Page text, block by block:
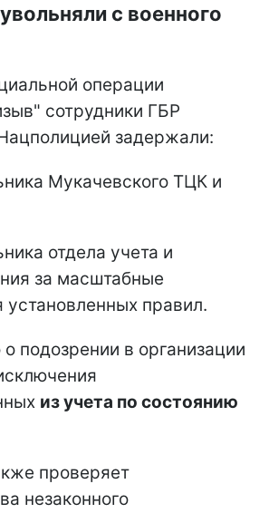
с военного
операции
сотрудники ГБР
задержали:
Мукачевского ТЦК и
отдела учета и
за масштабные
правил.
подозрении в организации
из учета по состоянию
проверяет
незаконного